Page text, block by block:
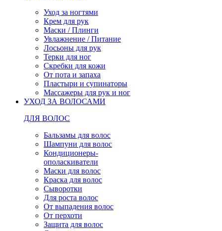
Уход за ногтями
Крем для рук
Маски / Плинги
Увлажнение / Питание
Лосьоны для рук
Терки для ног
Скребки для кожи
От пота и запаха
Пластыри и супинаторы
Массажеры для рук и ног
УХОД ЗА ВОЛОСАМИ
ДЛЯ ВОЛОС
Бальзамы для волос
Шампуни для волос
Кондиционеры-
ополаскиватели
Маски для волос
Краска для волос
Сыворотки
Для роста волос
От выпадения волос
От перхоти
Защита для волос